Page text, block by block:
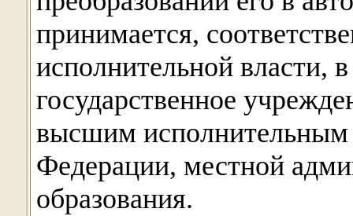
принимается,
исполнительной власти,
государственное
высшим исполнительным
Федерации, местной
образования.